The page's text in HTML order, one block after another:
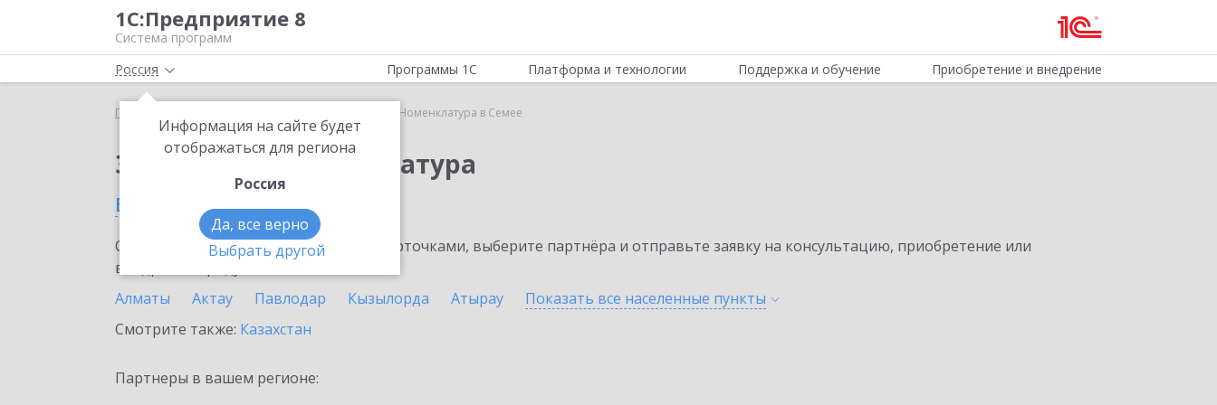
1С:Предприятие 8
Система программ
Россия
Информация на сайте будет
отображаться для региона
Россия
Да, все верно
Выбрать другой
Программы 1С Платформа и технологии Поддержка и обучение Приобретение и внедрение
Главная 1С:Номенклатура в Семее
Заказать 1С:Номенклатура
в Семее
Ознакомьтесь с информационными карточками, выберите партнёра и отправьте заявку на консультацию, приобретение или
внедрение продукта.
Алматы
Актау Павлодар Кызылорда Атырау Показать все населенные пункты
Смотрите также: Казахстан
Партнеры в вашем регионе: